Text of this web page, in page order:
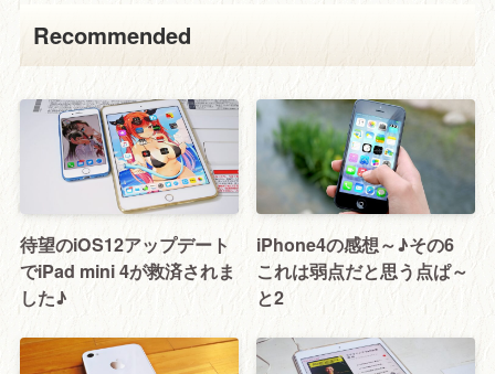
Recommended
待望のiOS12アップデート
でiPad mini 4が救済されま
した♪
iPhone4の感想～♪その6
これは弱点だと思う点ぱ～
と2